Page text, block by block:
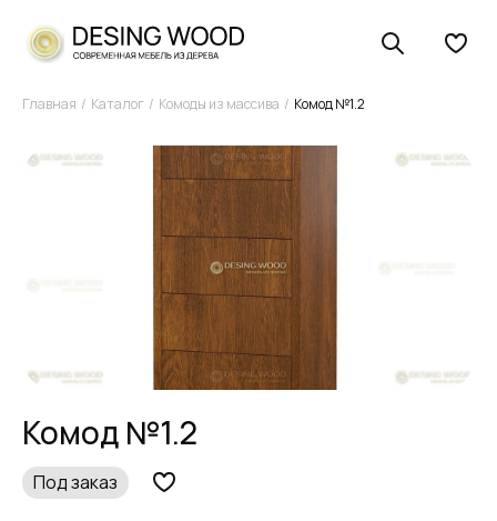
Главная Каталог Комоды из массива Комод №1.2
Комод №1.2
Под заказ